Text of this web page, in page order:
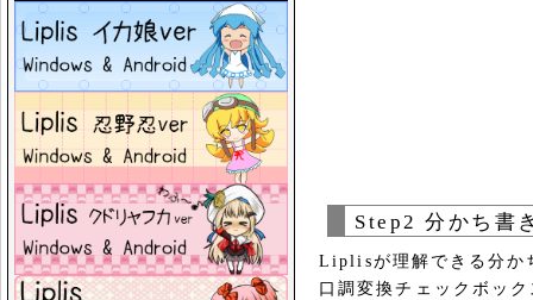
Step2 分かち書
Liplisが理解できる分か
口調変換チェックボッ